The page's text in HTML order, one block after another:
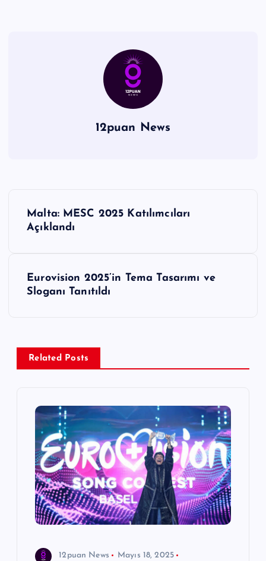
12puan News
e
z
Malta: MESC 2025 Katılımcıları
Açıklandı
Eurovision 2025’in Tema Tasarımı ve
Sloganı Tanıtıldı
Related Posts
12puan News
Mayıs 18, 2025